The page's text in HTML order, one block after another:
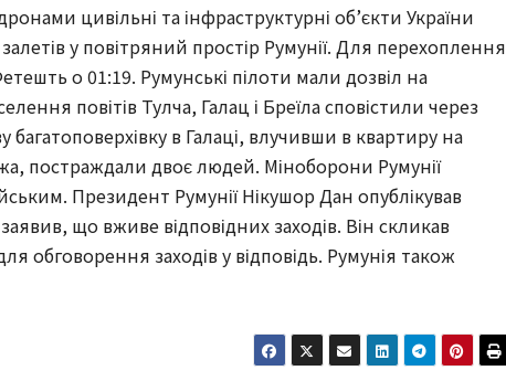
цивільні та інфраструктурні об’єкти України
у повітряний простір Румунії. Для перехоплення
о 01:19. Румунські пілоти мали дозвіл на
повітів Тулча, Галац і Бреїла сповістили через
в Галаці, влучивши в квартиру на
постраждали двоє людей. Міноборони Румунії
Президент Румунії Нікушор Дан опублікував
що вживе відповідних заходів. Він скликав
обговорення заходів у відповідь. Румунія також